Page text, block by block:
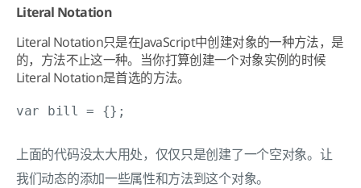
Literal Notation
Literal Notation只是在JavaScript中创建对象的一种方法，是
的，方法不止这一种。当你打算创建一个对象实例的时候
Literal Notation是首选的方法。
var bill = {};
上面的代码没太大用处，仅仅只是创建了一个空对象。让
我们动态的添加一些属性和方法到这个对象。